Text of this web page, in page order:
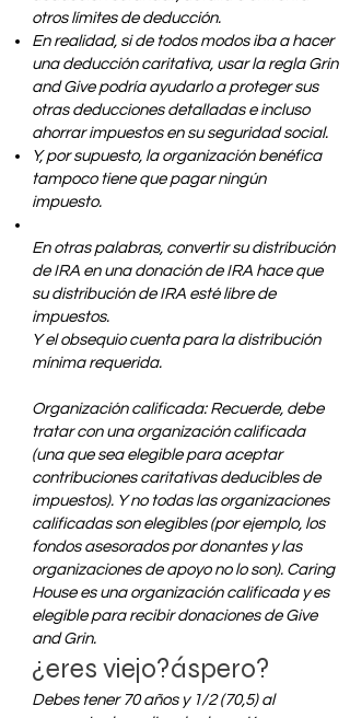
otros límites de deducción.
En realidad, si de todos modos iba a hacer
una deducción caritativa, usar la regla Grin
and Give podría ayudarlo a proteger sus
otras deducciones detalladas e incluso
ahorrar impuestos en su seguridad social.
Y, por supuesto, la organización benéfica
tampoco tiene que pagar ningún
impuesto.
En otras palabras, convertir su distribución
de IRA en una donación de IRA hace que
su distribución de IRA esté libre de
impuestos.
Y el obsequio cuenta para la distribución
mínima requerida.
Organización calificada: Recuerde, debe
tratar con una organización calificada
(una que sea elegible para aceptar
contribuciones caritativas deducibles de
impuestos). Y no todas las organizaciones
calificadas son elegibles (por ejemplo, los
fondos asesorados por donantes y las
organizaciones de apoyo no lo son). Caring
House es una organización calificada y es
elegible para recibir donaciones de Give
and Grin.
¿eres viejo?áspero?
Debes tener 70 años y 1/2 (70,5) al